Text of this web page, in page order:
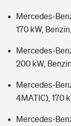
Mercedes-
170 kW,
Mercedes-
200 kW,
Mercedes-
4MATIC), 170
Mercedes-